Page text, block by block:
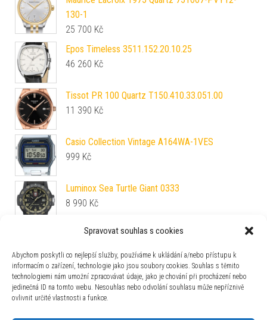
Spravovat souhlas s cookies
Abychom poskytli co nejlepší služby, používáme k ukládání a/nebo přístupu k
informacím o zařízení, technologie jako jsou soubory cookies. Souhlas s těmito
technologiemi nám umožní zpracovávat údaje, jako je chování při procházení nebo
jedinečná ID na tomto webu. Nesouhlas nebo odvolání souhlasu může nepříznivě
ovlivnit určité vlastnosti a funkce.
130-1
25 700 Kč
Epos Timeless 3511.152.20.10.25
46 260 Kč
Tissot PR 100 Quartz T150.410.33.051.00
11 390 Kč
Casio Collection Vintage A164WA-1VES
999 Kč
Luminox Sea Turtle Giant 0333
8 990 Kč
Epos Originale 3408.208.24.31.15
39 750Kč
Biatec Majestic SE 01 WLD - Kovový náramek s
pozlacením